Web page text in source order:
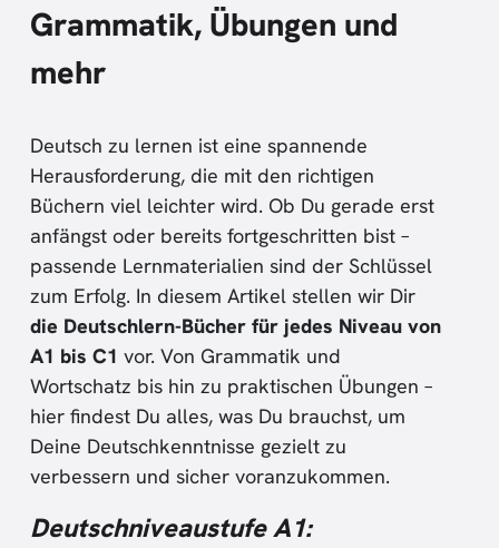
Grammatik, Übungen und
mehr
Deutsch zu lernen ist eine spannende
Herausforderung, die mit den richtigen
Büchern viel leichter wird. Ob Du gerade erst
anfängst oder bereits fortgeschritten bist –
passende Lernmaterialien sind der Schlüssel
zum Erfolg. In diesem Artikel stellen wir Dir
die Deutschlern-Bücher für jedes Niveau von
A1 bis C1 vor. Von Grammatik und
Wortschatz bis hin zu praktischen Übungen –
hier findest Du alles, was Du brauchst, um
Deine Deutschkenntnisse gezielt zu
verbessern und sicher voranzukommen.
Deutschniveaustufe A1: